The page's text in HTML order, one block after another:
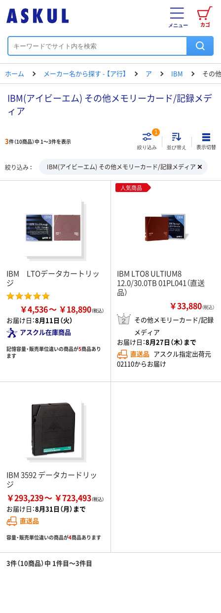
カゴ
メニュー
ホーム メーカー名から探す - 【ア行】 ア IBM その
IBM(アイビーエム) その他メモリーカード/記録メデ
ィア
3件（10商品）中 1～3件を表示
絞り込み
1
並び替え 表示切替
絞り込み IBM(アイビーエム) その他メモリーカード/記録メディア
IBM LTOデータカートリッ
ジ
￥4,536 ￥18,890
お届け日：8月11日（火）
アスクル在庫商品
記憶容量・販売単位違いの商品が5商品あり
ます
人気商品
IBM LTO8 ULTIUM8
12.0/30.0TB 01PL041（直送
品）
￥33,880（税込）
その他メモリーカード/記録
メディア
お届け日：8月27日（木）まで
直送品 アスクル指定出荷元
02110からお届け
IBM 3592 データカードリッ
ジ
￥293,239 ￥723,493
お届け日：8月31日（月）まで
直送品
容量・販売単位違いの商品が4商品あります
3件（10商品）中 1件目～3件目